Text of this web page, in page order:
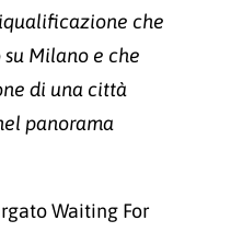
che
Milano e che
di una città
panorama
Waiting For